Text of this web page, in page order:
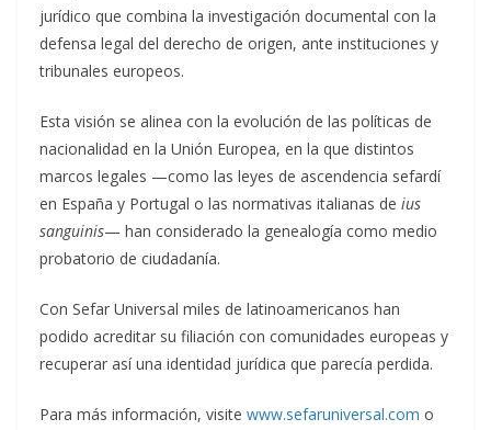
jurídico que combina la investigación documental con la
defensa legal del derecho de origen, ante instituciones y
tribunales europeos.
Esta visión se alinea con la evolución de las políticas de
nacionalidad en la Unión Europea, en la que distintos
marcos legales —como las leyes de ascendencia sefardí
en España y Portugal o las normativas italianas de ius
sanguinis— han considerado la genealogía como medio
probatorio de ciudadanía.
Con Sefar Universal miles de latinoamericanos han
podido acreditar su filiación con comunidades europeas y
recuperar así una identidad jurídica que parecía perdida.
Para más información, visite www.sefaruniversal.com o